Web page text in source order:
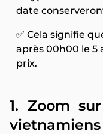
date
✅ Cela signifie
après 00h00 le 5
prix.
1. Zoom
vietnamiens